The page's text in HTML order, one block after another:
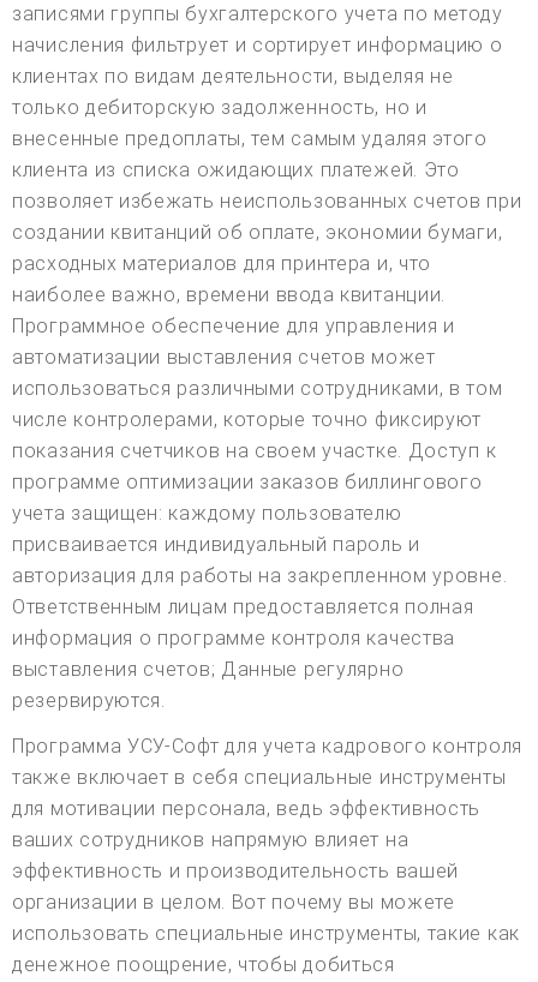
записями группы бухгалтерского учета по методу
начисления фильтрует и сортирует информацию о
клиентах по видам деятельности, выделяя не
только дебиторскую задолженность, но и
внесенные предоплаты, тем самым удаляя этого
клиента из списка ожидающих платежей. Это
позволяет избежать неиспользованных счетов при
создании квитанций об оплате, экономии бумаги,
расходных материалов для принтера и, что
наиболее важно, времени ввода квитанции.
Программное обеспечение для управления и
автоматизации выставления счетов может
использоваться различными сотрудниками, в том
числе контролерами, которые точно фиксируют
показания счетчиков на своем участке. Доступ к
программе оптимизации заказов биллингового
учета защищен: каждому пользователю
присваивается индивидуальный пароль и
авторизация для работы на закрепленном уровне.
Ответственным лицам предоставляется полная
информация о программе контроля качества
выставления счетов; Данные регулярно
резервируются.
Программа УСУ-Софт для учета кадрового контроля
также включает в себя специальные инструменты
для мотивации персонала, ведь эффективность
ваших сотрудников напрямую влияет на
эффективность и производительность вашей
организации в целом. Вот почему вы можете
использовать специальные инструменты, такие как
денежное поощрение, чтобы добиться